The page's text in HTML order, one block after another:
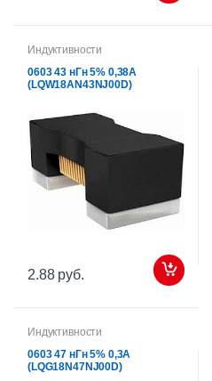
Индуктивности
0603 43 нГн 5% 0,38А
(LQW18AN43NJ00D)
2.88 руб.
Индуктивности
0603 47 нГн 5% 0,3А
(LQG18N47NJ00D)